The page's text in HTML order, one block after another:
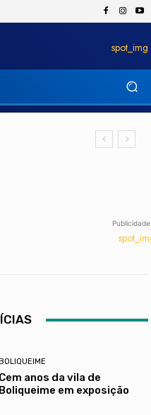
Publicidade
BOLIQUEIME
Cem anos da vila de
Boliqueime em exposição